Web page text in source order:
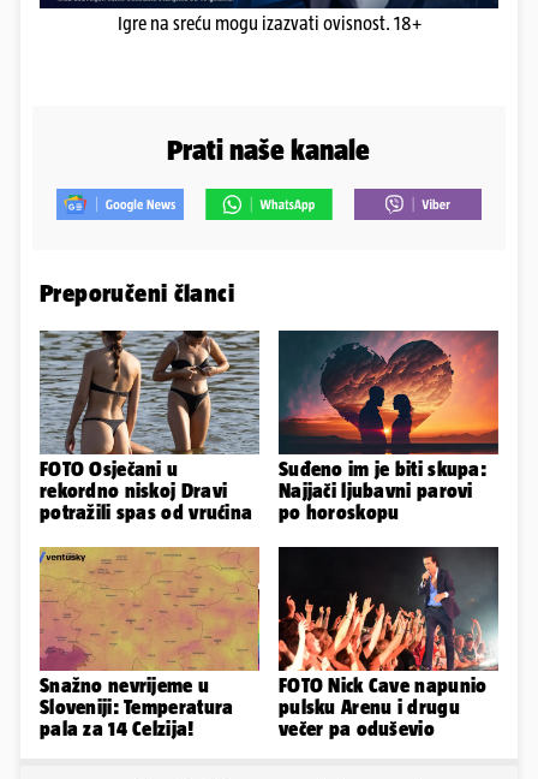
Igre na sreću mogu izazvati ovisnost. 18+
Prati naše kanale
Preporučeni članci
FOTO Osječani u
rekordno niskoj Dravi
potražili spas od vrućina
Suđeno im je biti skupa:
Najjači ljubavni parovi
po horoskopu
Snažno nevrijeme u
Sloveniji: Temperatura
pala za 14 Celzija!
FOTO Nick Cave napunio
pulsku Arenu i drugu
večer pa oduševio